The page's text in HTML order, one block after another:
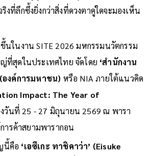
ที่ลึกซึ้งยิ่งกว่าสิ่งที่ดวงตาคู่ใดจะมองเห็น
นในงาน SITE 2026 มหกรรมนวัตกรรม
ที่สุดในประเทศไทย จัดโดย ‘สำนักงาน
องค์การมหาชน) หรือ NIA ภายใต้แนวคิด
Impact: The Year of
วันที่ 25 - 27 มิถุนายน 2569 ณ พารา
รค้าสยามพารากอน
นี้คือ ‘เอซึเกะ ทาชิคาว่า’ (Eisuke